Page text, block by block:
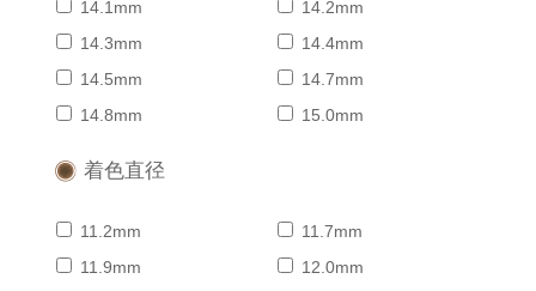
14.1mm
14.2mm
14.3mm
14.4mm
14.5mm
14.7mm
14.8mm
15.0mm
着色直径
11.2mm
11.7mm
11.9mm
12.0mm